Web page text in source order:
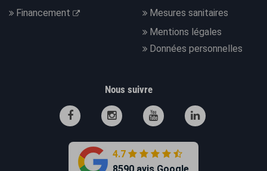
Financement
Mesures sanitaires
Mentions légales
Données personnelles
Nous suivre
4.7